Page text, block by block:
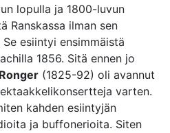
lopulla ja 1800-luvun
Ranskassa ilman sen
esiintyi ensimmäistä
1856. Sitä ennen jo
(1825-92) oli avannut
varten.
kahden esiintyjän
ja buffonerioita. Siten